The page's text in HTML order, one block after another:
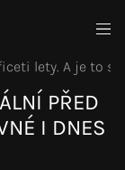
lety. A je to
PŘED
I DNES